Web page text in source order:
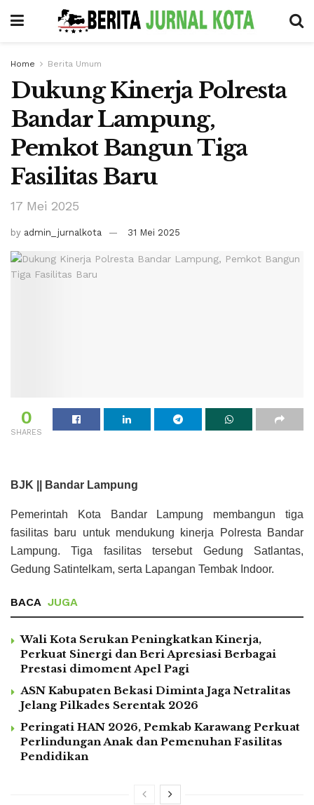
Home Berita Umum
Dukung Kinerja Polresta
Bandar Lampung,
Pemkot Bangun Tiga
Fasilitas Baru
17 Mei 2025
by admin_jurnalkota 31 Mei 2025
0
SHARES
BJK || Bandar Lampung
Pemerintah Kota Bandar Lampung membangun tiga
fasilitas baru untuk mendukung kinerja Polresta Bandar
Lampung. Tiga fasilitas tersebut Gedung Satlantas,
Gedung Satintelkam, serta Lapangan Tembak Indoor.
BACA JUGA
Wali Kota Serukan Peningkatkan Kinerja,
Perkuat Sinergi dan Beri Apresiasi Berbagai
Prestasi dimoment Apel Pagi
ASN Kabupaten Bekasi Diminta Jaga Netralitas
Jelang Pilkades Serentak 2026
Peringati HAN 2026, Pemkab Karawang Perkuat
Perlindungan Anak dan Pemenuhan Fasilitas
Pendidikan